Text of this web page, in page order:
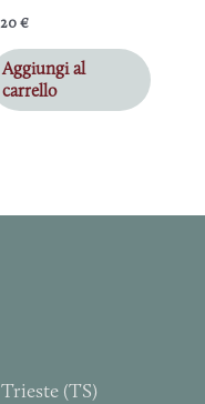
€
Aggiungi al
carrello
Trieste (TS)